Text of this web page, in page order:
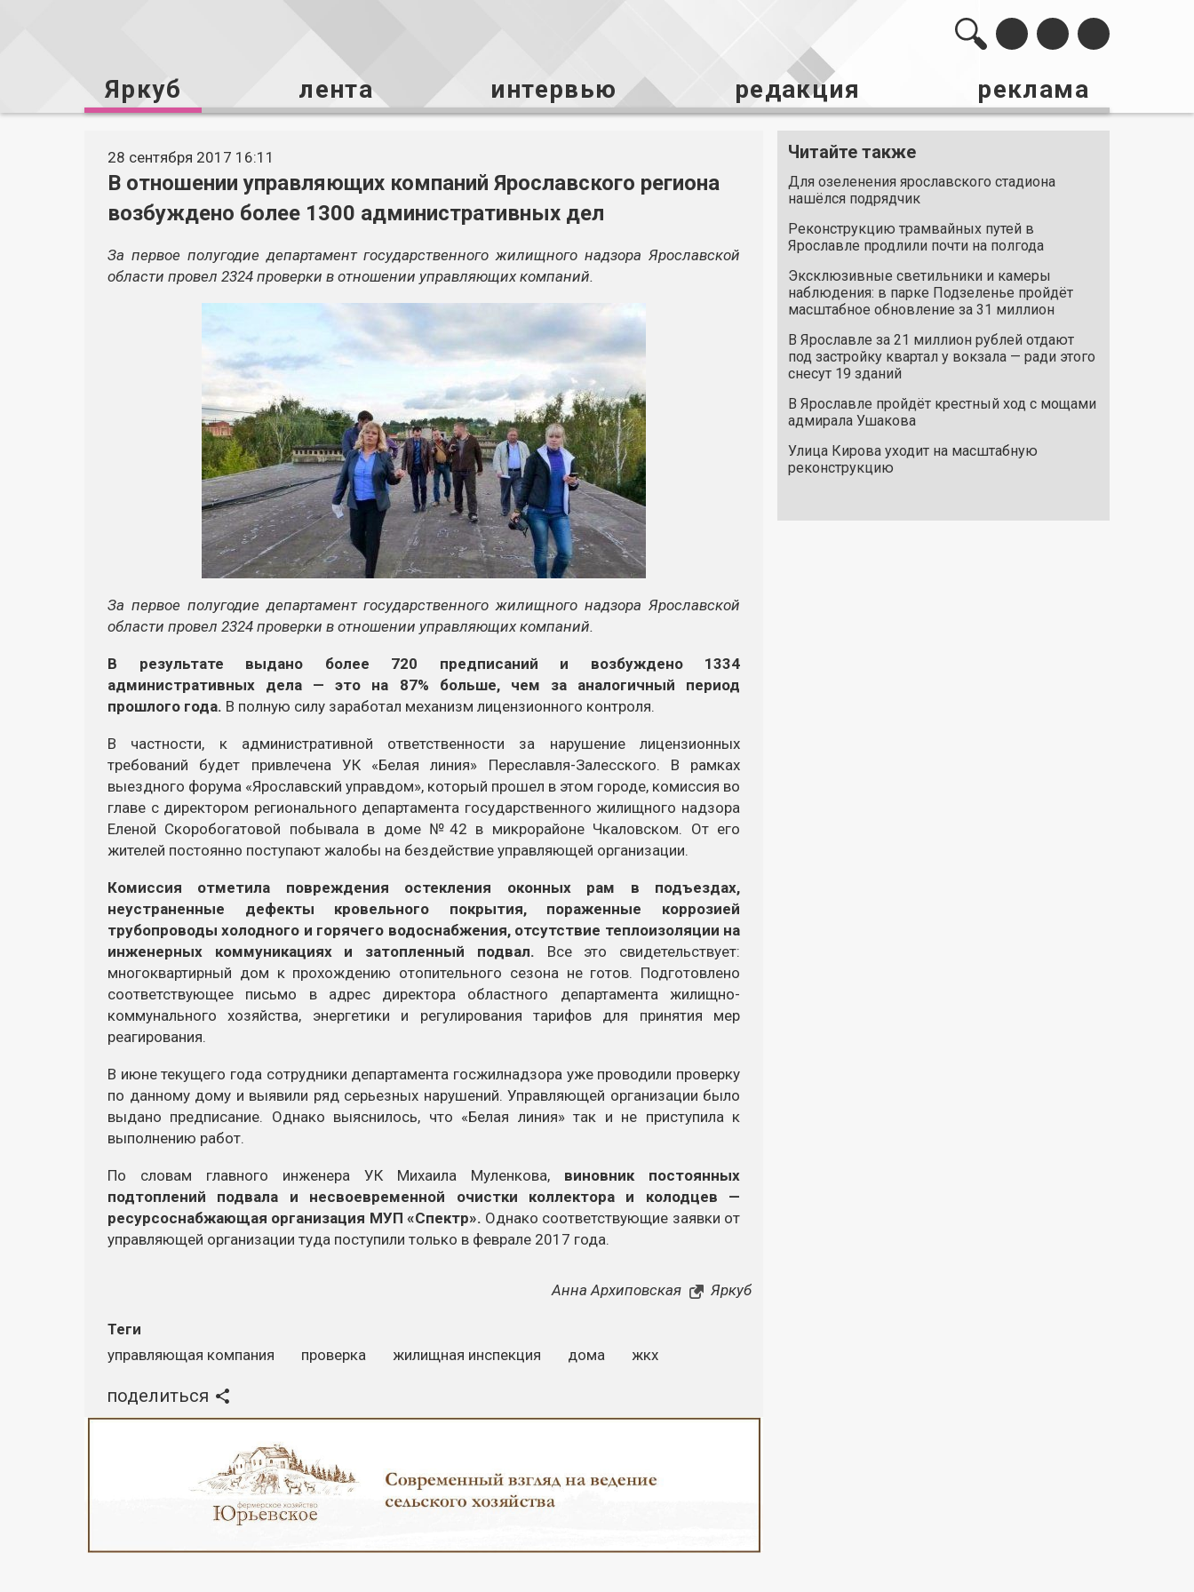
Яркуб лента интервью редакция реклама
28 сентября 2017 16:11
В отношении управляющих компаний Ярославского региона
возбуждено более 1300 административных дел
За первое полугодие департамент государственного жилищного надзора Ярославской
области провел 2324 проверки в отношении управляющих компаний.
За первое полугодие департамент государственного жилищного надзора Ярославской
области провел 2324 проверки в отношении управляющих компаний.
В результате выдано более 720 предписаний и возбуждено 1334
административных дела — это на 87% больше, чем за аналогичный период
прошлого года. В полную силу заработал механизм лицензионного контроля.
В частности, к административной ответственности за нарушение лицензионных
требований будет привлечена УК «Белая линия» Переславля-Залесского. В рамках
выездного форума «Ярославский управдом», который прошел в этом городе, комиссия во
главе с директором регионального департамента государственного жилищного надзора
Еленой Скоробогатовой побывала в доме №42 в микрорайоне Чкаловском. От его
жителей постоянно поступают жалобы на бездействие управляющей организации.
Комиссия отметила повреждения остекления оконных рам в подъездах,
неустраненные дефекты кровельного покрытия, пораженные коррозией
трубопроводы холодного и горячего водоснабжения, отсутствие теплоизоляции на
инженерных коммуникациях и затопленный подвал. Все это свидетельствует:
многоквартирный дом к прохождению отопительного сезона не готов. Подготовлено
соответствующее письмо в адрес директора областного департамента жилищно-
коммунального хозяйства, энергетики и регулирования тарифов для принятия мер
реагирования.
В июне текущего года сотрудники департамента госжилнадзора уже проводили проверку
по данному дому и выявили ряд серьезных нарушений. Управляющей организации было
выдано предписание. Однако выяснилось, что «Белая линия» так и не приступила к
выполнению работ.
По словам главного инженера УК Михаила Муленкова, виновник постоянных
подтоплений подвала и несвоевременной очистки коллектора и колодцев —
ресурсоснабжающая организация МУП «Спектр». Однако соответствующие заявки от
управляющей организации туда поступили только в феврале 2017 года.
Анна Архиповская Яркуб
Теги
управляющая компания
проверка жилищная инспекция дома жкх
поделиться
Читайте также
Для озеленения ярославского стадиона
нашёлся подрядчик
Реконструкцию трамвайных путей в
Ярославле продлили почти на полгода
Эксклюзивные светильники и камеры
наблюдения: в парке Подзеленье пройдёт
масштабное обновление за 31 миллион
В Ярославле за 21 миллион рублей отдают
под застройку квартал у вокзала — ради этого
снесут 19 зданий
В Ярославле пройдёт крестный ход с мощами
адмирала Ушакова
Улица Кирова уходит на масштабную
реконструкцию